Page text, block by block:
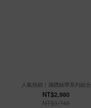
人氣熱銷｜滿鑽絲帶系列組合
NT$2,980
NT$3,740